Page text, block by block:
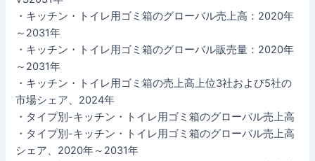
・キッチン・トイレ用ゴミ箱のグローバル売上高：2020年
～2031年
・キッチン・トイレ用ゴミ箱のグローバル販売量：2020年
～2031年
・キッチン・トイレ用ゴミ箱の売上高上位3社および5社の
市場シェア、2024年
・タイプ別-キッチン・トイレ用ゴミ箱のグローバル売上高
・タイプ別-キッチン・トイレ用ゴミ箱のグローバル売上高
シェア、2020年～2031年